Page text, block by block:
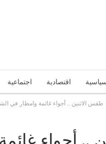
اقتصادية اجتماعية
جهوية حوادث حوارات
طقس الاثنين .. أجواء غائمة وامطار في